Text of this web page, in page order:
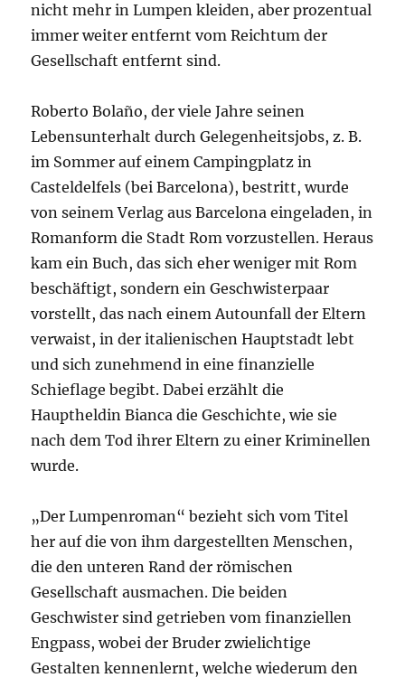
nicht mehr in Lumpen kleiden, aber prozentual
immer weiter entfernt vom Reichtum der
Gesellschaft entfernt sind.
Roberto Bolaño, der viele Jahre seinen
Lebensunterhalt durch Gelegenheitsjobs, z. B.
im Sommer auf einem Campingplatz in
Casteldelfels (bei Barcelona), bestritt, wurde
von seinem Verlag aus Barcelona eingeladen, in
Romanform die Stadt Rom vorzustellen. Heraus
kam ein Buch, das sich eher weniger mit Rom
beschäftigt, sondern ein Geschwisterpaar
vorstellt, das nach einem Autounfall der Eltern
verwaist, in der italienischen Hauptstadt lebt
und sich zunehmend in eine finanzielle
Schieflage begibt. Dabei erzählt die
Hauptheldin Bianca die Geschichte, wie sie
nach dem Tod ihrer Eltern zu einer Kriminellen
wurde.
„Der Lumpenroman“ bezieht sich vom Titel
her auf die von ihm dargestellten Menschen,
die den unteren Rand der römischen
Gesellschaft ausmachen. Die beiden
Geschwister sind getrieben vom finanziellen
Engpass, wobei der Bruder zwielichtige
Gestalten kennenlernt, welche wiederum den